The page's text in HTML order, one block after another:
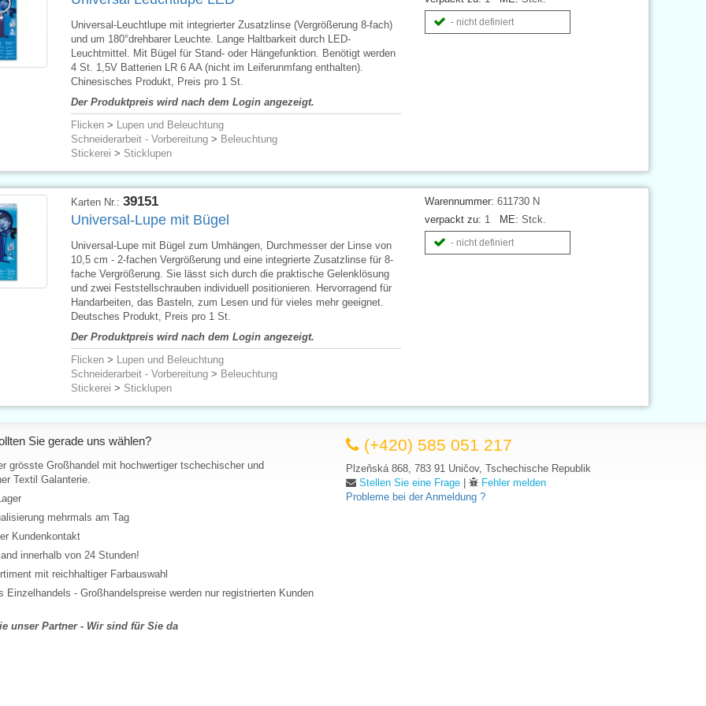
- nicht definiert
Universal-Leuchtlupe mit integrierter Zusatzlinse (Vergrößerung 8-fach)
und um 180°drehbarer Leuchte. Lange Haltbarkeit durch LED-
Leuchtmittel. Mit Bügel für Stand- oder Hängefunktion. Benötigt werden
4 St. 1,5V Batterien LR 6 AA (nicht im Leiferunmfang enthalten).
Chinesisches Produkt, Preis pro 1 St.
Der Produktpreis wird nach dem Login angezeigt.
Flicken> Lupen und Beleuchtung
Schneiderarbeit - Vorbereitung> Beleuchtung
Stickerei > Sticklupen
Warennummer: 611730 N
verpackt zu: 1 ME: Stck.
- nicht definiert
Karten Nr.: 39151
Universal-Lupe mit Bügel
Universal-Lupe mit Bügel zum Umhängen, Durchmesser der Linse von
10,5 cm - 2-fachen Vergrößerung und eine integrierte Zusatzlinse für 8-
fache Vergrößerung. Sie lässt sich durch die praktische Gelenklösung
und zwei Feststellschrauben individuell positionieren. Hervorragend für
Handarbeiten, das Basteln, zum Lesen und für vieles mehr geeignet.
Deutsches Produkt, Preis pro 1 St.
Der Produktpreis wird nach dem Login angezeigt.
Flicken> Lupen und Beleuchtung
Schneiderarbeit - Vorbereitung> Beleuchtung
Stickerei > Sticklupen
Sie gerade uns wählen?
grösste Großhandel mit hochwertiger tschechischer und
Textil Galanterie.
mehrmals am Tag
Kundenkontakt
innerhalb von 24 Stunden!
mit reichhaltiger Farbauswahl
Einzelhandels - Großhandelspreise werden nur registrierten Kunden
unser Partner - Wir sind für Sie da
(+420) 585 051 217
Plzeňská 868, 783 91 Uničov, Tschechische Republik
Stellen Sie eine Frage |
Fehler melden
Probleme bei der Anmeldung ?